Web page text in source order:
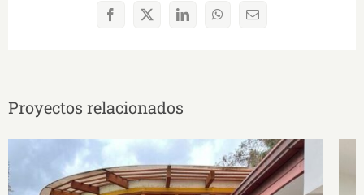
Facebook
X LinkedInWhatsAppCorreo
Proyectos relacionados